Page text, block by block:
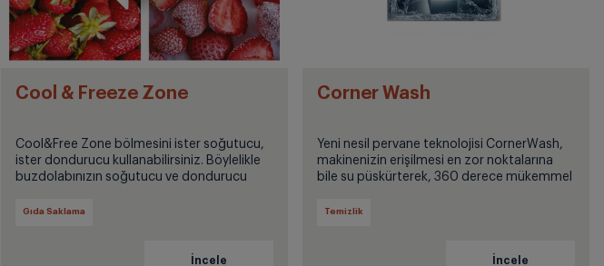
Cool & Freeze Zone
Cool&Free Zone bölmesini ister soğutucu,
ister dondurucu kullanabilirsiniz. Böylelikle
buzdolabınızın soğutucu ve dondurucu
değiştirebilirsiniz.
Gıda Saklama
Corner Wash
Yeni nesil pervane teknolojisi CornerWash,
makinenizin erişilmesi en zor noktalarına
bile su püskürterek, 360 derece mükemmel
Temizlik